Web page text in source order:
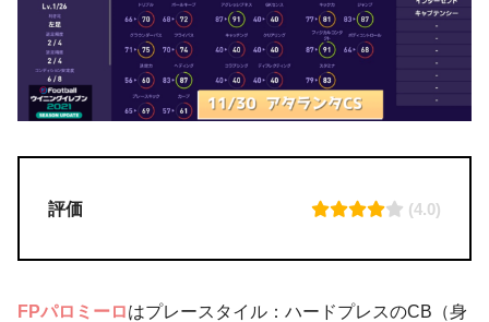
評価 (4.0)
FPパロミーロはプレースタイル：ハードプレスのCB（身